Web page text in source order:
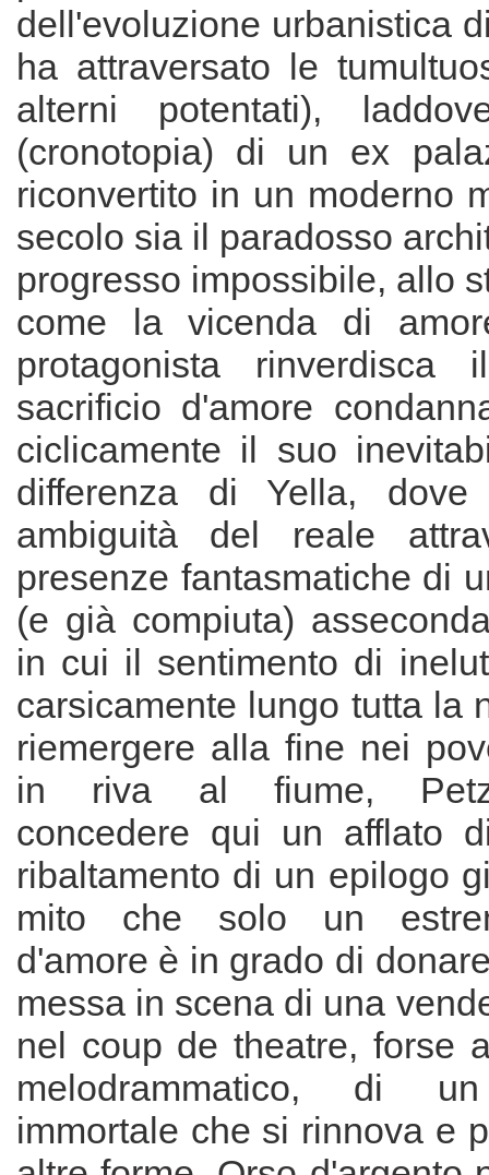
dell'evoluzione urbanistica
ha attraversato le
alterni potentati),
(cronotopia) di un ex
riconvertito in un moderno
secolo sia il paradosso
progresso impossibile, allo
come la vicenda di
protagonista
sacrificio d'amore
ciclicamente il suo
differenza di Yella,
ambiguità del reale
presenze fantasmatiche di
(e già compiuta)
in cui il sentimento di
carsicamente lungo tutta la
riemergere alla fine nei
in riva al fiume,
concedere qui un afflato
ribaltamento di un epilogo
mito che solo un
d'amore è in grado di
messa in scena di una
nel coup de theatre, forse
melodrammatico, di
immortale che si rinnova e